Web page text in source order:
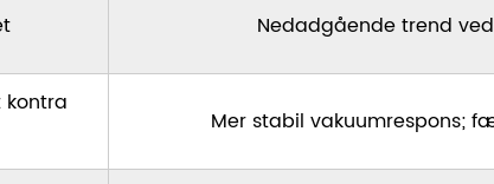
Nedadgående trend
Mer stabil vakuumrespons;